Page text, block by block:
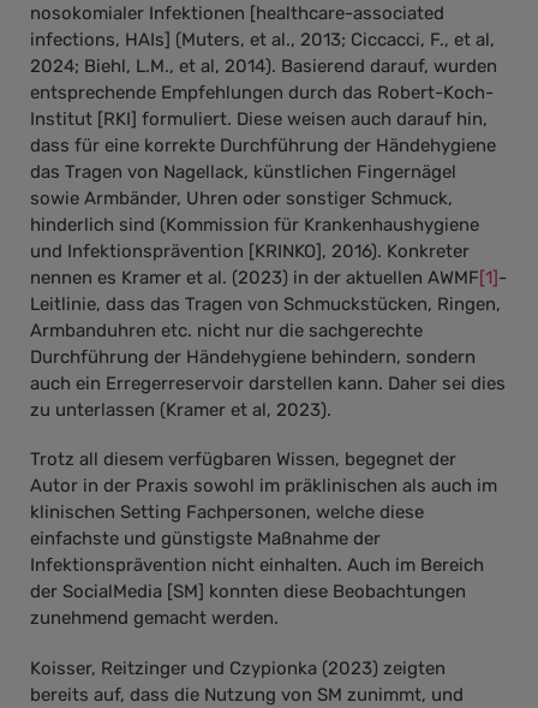
nosokomialer Infektionen [healthcare-associated
infections, HAIs] (Muters, et al., 2013; Ciccacci, F., et al,
2024; Biehl, L.M., et al, 2014). Basierend darauf, wurden
entsprechende Empfehlungen durch das Robert-Koch-
Institut [RKI] formuliert. Diese weisen auch darauf hin,
dass für eine korrekte Durchführung der Händehygiene
das Tragen von Nagellack, künstlichen Fingernägel
sowie Armbänder, Uhren oder sonstiger Schmuck,
hinderlich sind (Kommission für Krankenhaushygiene
und Infektionsprävention [KRINKO], 2016). Konkreter
nennen es Kramer et al. (2023) in der aktuellen AWMF[1]-
Leitlinie, dass das Tragen von Schmuckstücken, Ringen,
Armbanduhren etc. nicht nur die sachgerechte
Durchführung der Händehygiene behindern, sondern
auch ein Erregerreservoir darstellen kann. Daher sei dies
zu unterlassen (Kramer et al, 2023).
Trotz all diesem verfügbaren Wissen, begegnet der
Autor in der Praxis sowohl im präklinischen als auch im
klinischen Setting Fachpersonen, welche diese
einfachste und günstigste Maßnahme der
Infektionsprävention nicht einhalten. Auch im Bereich
der SocialMedia [SM] konnten diese Beobachtungen
zunehmend gemacht werden.
Koisser, Reitzinger und Czypionka (2023) zeigten
bereits auf, dass die Nutzung von SM zunimmt, und